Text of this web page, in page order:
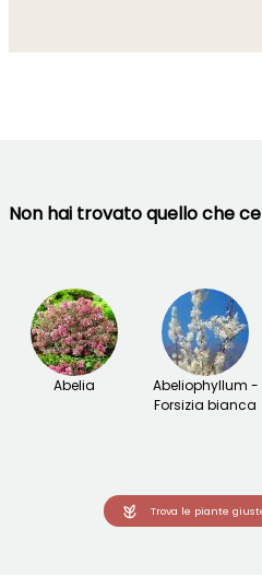
Non hai trovato quello che
Abelia
Abeliophyllum -
Forsizia bianca
Trova le piante